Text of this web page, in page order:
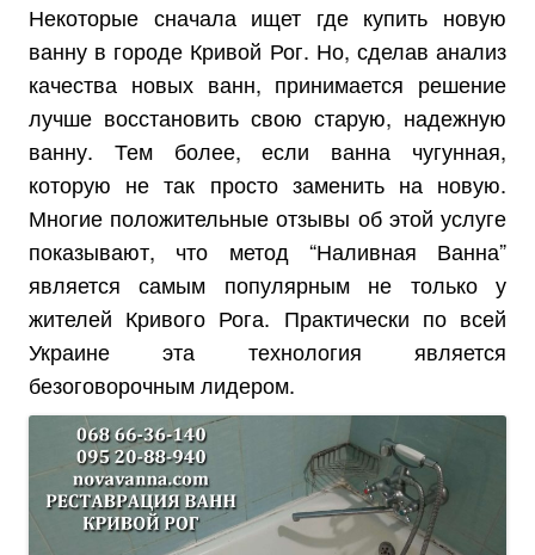
Некоторые сначала ищет где купить новую
ванну в городе Кривой Рог. Но, сделав анализ
качества новых ванн, принимается решение
лучше восстановить свою старую, надежную
ванну. Тем более, если ванна чугунная,
которую не так просто заменить на новую.
Многие положительные отзывы об этой услуге
показывают, что метод “Наливная Ванна”
является самым популярным не только у
жителей Кривого Рога. Практически по всей
Украине эта технология является
безоговорочным лидером.